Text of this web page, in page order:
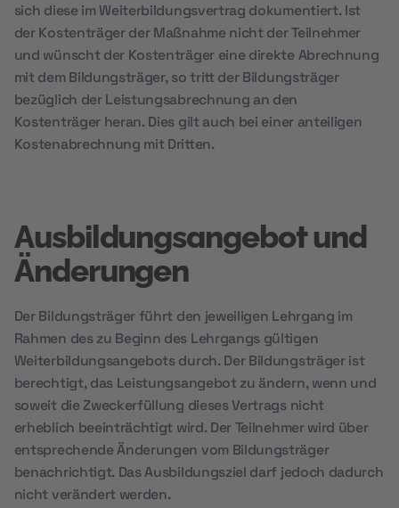
sich diese im Weiterbildungsvertrag dokumentiert. Ist
der Kostenträger der Maßnahme nicht der Teilnehmer
und wünscht der Kostenträger eine direkte Abrechnung
mit dem Bildungsträger, so tritt der Bildungsträger
bezüglich der Leistungsabrechnung an den
Kostenträger heran. Dies gilt auch bei einer anteiligen
Kostenabrechnung mit Dritten.
Ausbildungsangebot und
Änderungen
Der Bildungsträger führt den jeweiligen Lehrgang im
Rahmen des zu Beginn des Lehrgangs gültigen
Weiterbildungsangebots durch. Der Bildungsträger ist
berechtigt, das Leistungsangebot zu ändern, wenn und
soweit die Zweckerfüllung dieses Vertrags nicht
erheblich beeinträchtigt wird. Der Teilnehmer wird über
entsprechende Änderungen vom Bildungsträger
benachrichtigt. Das Ausbildungsziel darf jedoch dadurch
nicht verändert werden.